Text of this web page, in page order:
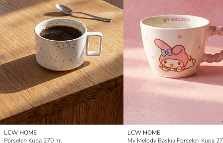
LCW HOME
Porselen Kupa 270 ml
LCW HOME
My Melody Baskılı Porselen Kupa